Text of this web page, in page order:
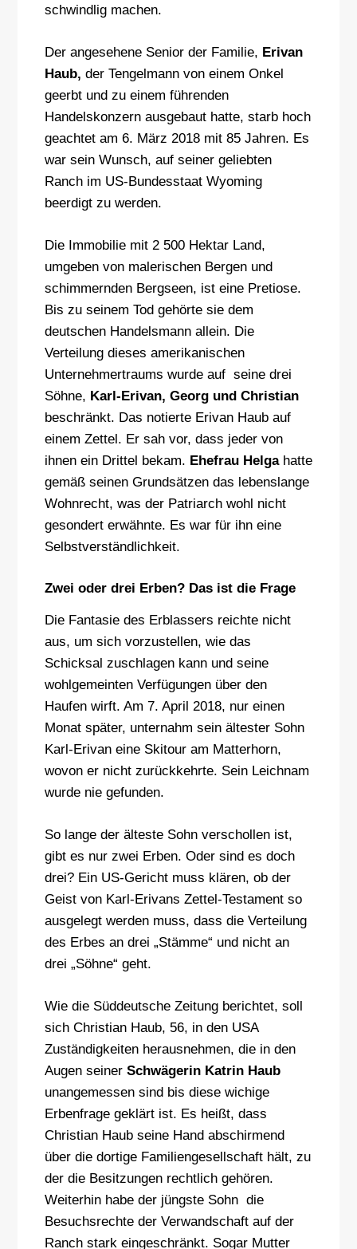
schwindlig machen.
Der angesehene Senior der Familie, Erivan
Haub, der Tengelmann von einem Onkel
geerbt und zu einem führenden
Handelskonzern ausgebaut hatte, starb hoch
geachtet am 6. März 2018 mit 85 Jahren. Es
war sein Wunsch, auf seiner geliebten
Ranch im US-Bundesstaat Wyoming
beerdigt zu werden.
Die Immobilie mit 2 500 Hektar Land,
umgeben von malerischen Bergen und
schimmernden Bergseen, ist eine Pretiose.
Bis zu seinem Tod gehörte sie dem
deutschen Handelsmann allein. Die
Verteilung dieses amerikanischen
Unternehmertraums wurde auf seine drei
Söhne, Karl-Erivan, Georg und Christian
beschränkt. Das notierte Erivan Haub auf
einem Zettel. Er sah vor, dass jeder von
ihnen ein Drittel bekam. Ehefrau Helga hatte
gemäß seinen Grundsätzen das lebenslange
Wohnrecht, was der Patriarch wohl nicht
gesondert erwähnte. Es war für ihn eine
Selbstverständlichkeit.
Zwei oder drei Erben? Das ist die Frage
Die Fantasie des Erblassers reichte nicht
aus, um sich vorzustellen, wie das
Schicksal zuschlagen kann und seine
wohlgemeinten Verfügungen über den
Haufen wirft. Am 7. April 2018, nur einen
Monat später, unternahm sein ältester Sohn
Karl-Erivan eine Skitour am Matterhorn,
wovon er nicht zurückkehrte. Sein Leichnam
wurde nie gefunden.
So lange der älteste Sohn verschollen ist,
gibt es nur zwei Erben. Oder sind es doch
drei? Ein US-Gericht muss klären, ob der
Geist von Karl-Erivans Zettel-Testament so
ausgelegt werden muss, dass die Verteilung
des Erbes an drei „Stämme“ und nicht an
drei „Söhne“ geht.
Wie die Süddeutsche Zeitung berichtet, soll
sich Christian Haub, 56, in den USA
Zuständigkeiten herausnehmen, die in den
Augen seiner Schwägerin Katrin Haub
unangemessen sind bis diese wichige
Erbenfrage geklärt ist. Es heißt, dass
Christian Haub seine Hand abschirmend
über die dortige Familiengesellschaft hält, zu
der die Besitzungen rechtlich gehören.
Weiterhin habe der jüngste Sohn die
Besuchsrechte der Verwandschaft auf der
Ranch stark eingeschränkt. Sogar Mutter